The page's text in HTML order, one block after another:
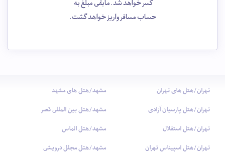
کسر خواهد شد. مابقی مبلغ به
حساب مسافر واریز خواهد گشت.
تهران/هتل های تهران
تهران/هتل پارسیان آزادی
تهران/هتل استقلال
تهران/هتل اسپیناس تهران
مشهد/هتل های مشهد
مشهد/هتل بین المللی قصر
مشهد/هتل الماس
مشهد/هتل مجلل درویشی